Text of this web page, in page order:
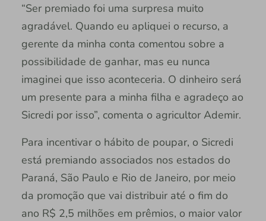
“Ser premiado foi uma surpresa muito
agradável. Quando eu apliquei o recurso, a
gerente da minha conta comentou sobre a
possibilidade de ganhar, mas eu nunca
imaginei que isso aconteceria. O dinheiro será
um presente para a minha filha e agradeço ao
Sicredi por isso”, comenta o agricultor Ademir.
Para incentivar o hábito de poupar, o Sicredi
está premiando associados nos estados do
Paraná, São Paulo e Rio de Janeiro, por meio
da promoção que vai distribuir até o fim do
ano R$ 2,5 milhões em prêmios, o maior valor